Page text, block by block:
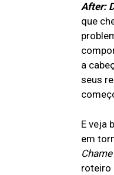
After:
que
a
seus
E veja
em
roteiro